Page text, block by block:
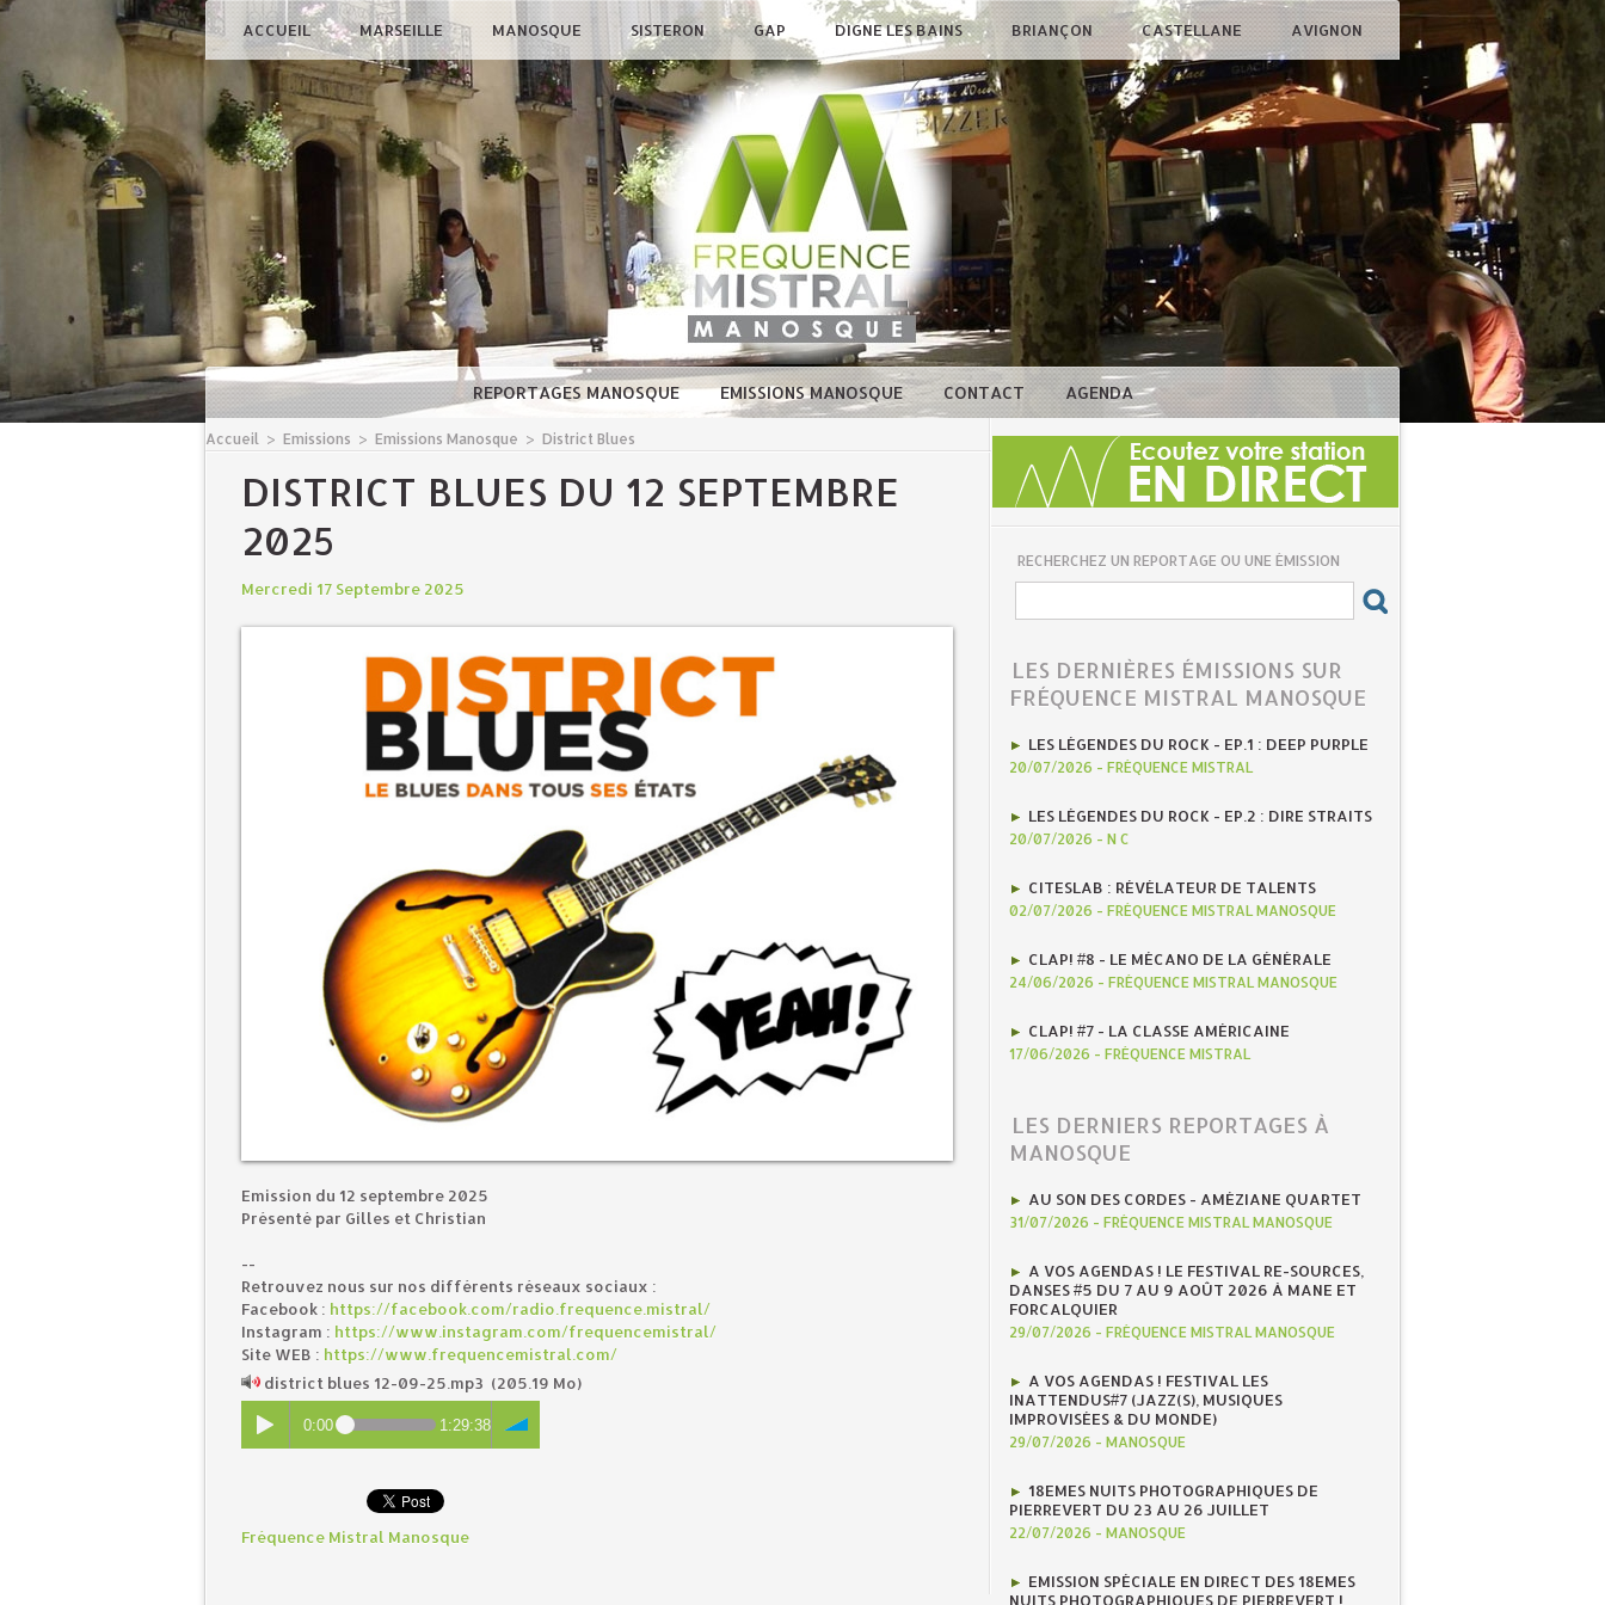
ACCUEIL MARSEILLE MANOSQUE SISTERON GAP DIGNE LES BAINS BRIANÇON CASTELLANE AVIGNON
REPORTAGES MANOSQUE EMISSIONS MANOSQUE CONTACT AGENDA
Accueil > Emissions > Emissions Manosque > District Blues
DISTRICT BLUES DU 12 SEPTEMBRE
2025
Mercredi 17 Septembre 2025
Emission du 12 septembre 2025
Présenté par Gilles et Christian
--
Retrouvez nous sur nos différents réseaux sociaux :
Facebook : https://facebook.com/radio.frequence.mistral/
Instagram : https://www.instagram.com/frequencemistral/
Site WEB : https://www.frequencemistral.com/
district blues 12-09-25.mp3 (205.19 Mo)
0:00 1:29:38
Fréquence Mistral Manosque
RECHERCHEZ UN REPORTAGE OU UNE ÉMISSION
LES DERNIÈRES ÉMISSIONS SUR
FRÉQUENCE MISTRAL MANOSQUE
LES LÉGENDES DU ROCK - EP.1 : DEEP PURPLE
20/07/2026 - FRÉQUENCE MISTRAL
LES LÉGENDES DU ROCK - EP.2 : DIRE STRAITS
20/07/2026 - N C
CITESLAB : RÉVÉLATEUR DE TALENTS
02/07/2026 - FRÉQUENCE MISTRAL MANOSQUE
CLAP! #8 - LE MÉCANO DE LA GÉNÉRALE
24/06/2026 - FRÉQUENCE MISTRAL MANOSQUE
CLAP! #7 - LA CLASSE AMÉRICAINE
17/06/2026 - FRÉQUENCE MISTRAL
LES DERNIERS REPORTAGES À
MANOSQUE
AU SON DES CORDES - AMÉZIANE QUARTET
31/07/2026 - FRÉQUENCE MISTRAL MANOSQUE
A VOS AGENDAS ! LE FESTIVAL RE-SOURCES,
DANSES #5 DU 7 AU 9 AOÛT 2026 À MANE ET
FORCALQUIER
29/07/2026 - FRÉQUENCE MISTRAL MANOSQUE
A VOS AGENDAS ! FESTIVAL LES
INATTENDUS#7 (JAZZ(S), MUSIQUES
IMPROVISÉES & DU MONDE)
29/07/2026 - MANOSQUE
18EMES NUITS PHOTOGRAPHIQUES DE
PIERREVERT DU 23 AU 26 JUILLET
22/07/2026 - MANOSQUE
EMISSION SPÉCIALE EN DIRECT DES 18EMES
NUITS PHOTOGRAPHIQUES DE PIERREVERT !